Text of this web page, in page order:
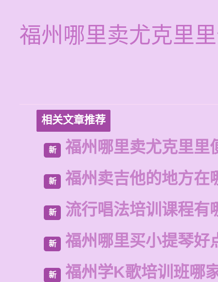
福州哪里卖尤克里
相关文章推荐
新 福州哪里卖尤克里里
新 福州卖吉他的地方在
新 流行唱法培训课程有
新 福州哪里买小提琴好
新 福州学K歌培训班哪